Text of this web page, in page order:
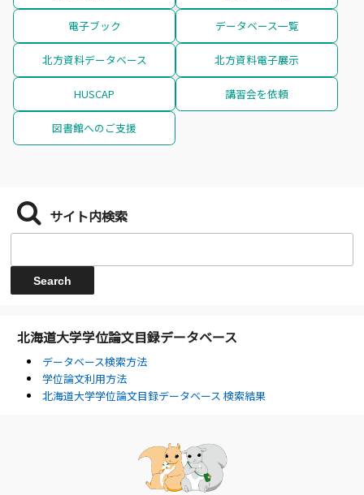
電子ブック データベース一覧
北方資料データベース 北方資料電子展示
HUSCAP 講習会を依頼
図書館へのご支援
サイト内検索
北海道大学学位論文目録データベース
データベース検索方法
学位論文利用方法
北海道大学学位論文目録データベース 検索結果